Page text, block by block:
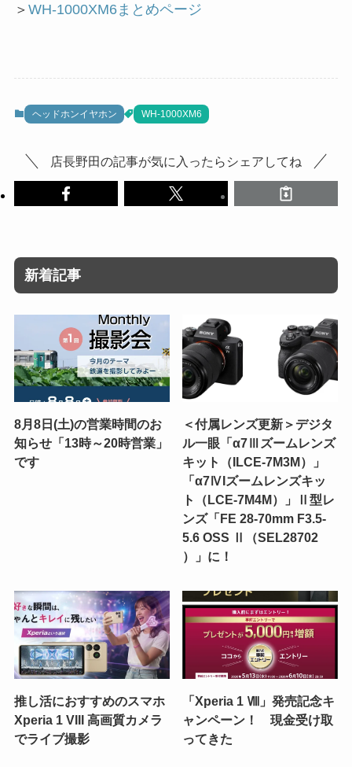
＞ WH-1000XM6まとめページ
ヘッドホンイヤホン WH-1000XM6
店長野田の記事が気に入ったらシェアしてね
新着記事
8月8日(土)の営業時間のお
知らせ「13時～20時営業」
です
＜付属レンズ更新＞デジタ
ル一眼「α7Ⅲズームレンズ
キット（ILCE-7M3M）」
「α7ⅣIズームレンズキッ
ト（LCE-7M4M）」Ⅱ型レ
ンズ「FE 28-70mm F3.5-
5.6 OSS Ⅱ（SEL28702
）」に！
推し活におすすめのスマホ
Xperia 1 VIII 高画質カメラ
でライブ撮影
「Xperia 1 Ⅷ」発売記念キ
ャンペーン！ 現金受け取
ってきた